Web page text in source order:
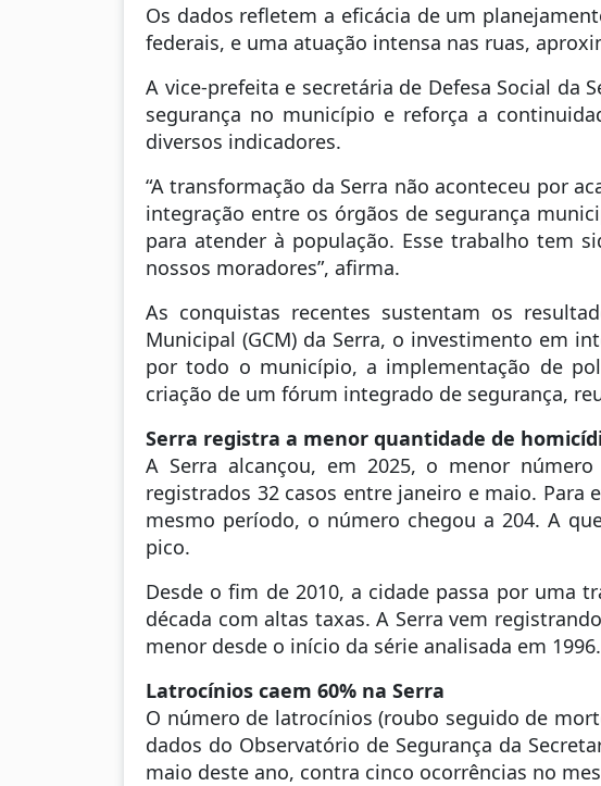
Os dados refletem a eficácia de um
federais, e uma atuação intensa nas ruas,
A vice-prefeita e secretária de Defesa Social da
segurança no município e reforça a
diversos indicadores.
“A transformação da Serra não aconteceu por
integração entre os órgãos de segurança
para atender à população. Esse trabalho tem
nossos moradores”, afirma.
As conquistas recentes sustentam os
Municipal (GCM) da Serra, o investimento em
por todo o município, a implementação de
criação de um fórum integrado de segurança,
Serra registra a menor quantidade de
A Serra alcançou, em 2025, o menor
registrados 32 casos entre janeiro e maio.
mesmo período, o número chegou a 204. A
pico.
Desde o fim de 2010, a cidade passa por uma
década com altas taxas. A Serra vem
menor desde o início da série analisada em 1996.
Latrocínios caem 60% na Serra
O número de latrocínios (roubo seguido de
dados do Observatório de Segurança da
maio deste ano, contra cinco ocorrências no